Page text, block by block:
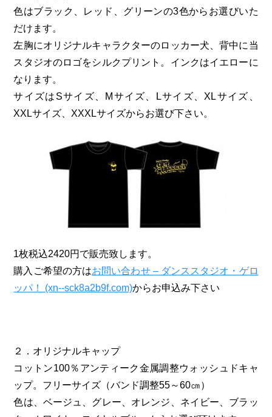
色はブラック、レッド、グリーンの3色からお選びいた
だけます。
左胸にオリジナルキャラクターのロッカー犬、背中に当
スタジオのロゴをシルクプリント。インクはイエローに
なります。
サイズはSサイズ、Mサイズ、Lサイズ、XLサイズ、
XXLサイズ、XXXLサイズからお選び下さい。
1枚税込2420円で販売致します。
購入ご希望の方はお問い合わせ – ダンススタジオ・ゲロ
ッパ！ (xn--sck8a2b9f.com)からお申込み下さい
２．オリジナルキャップ
コットン100％アンティーク金属調整ウォッシュドキャ
ップ。フリーサイズ（バンド調整55～60㎝）
色は、ベージュ、グレー、オレンジ、ネイビー、ブラッ